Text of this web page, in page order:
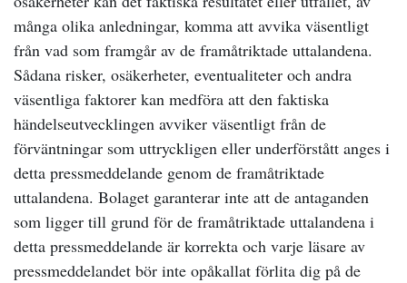
många olika anledningar, komma att avvika väsentligt
från vad som framgår av de framåtriktade uttalandena.
Sådana risker, osäkerheter, eventualiteter och andra
väsentliga faktorer kan medföra att den faktiska
händelseutvecklingen avviker väsentligt från de
förväntningar som uttryckligen eller underförstått anges i
detta pressmeddelande genom de framåtriktade
uttalandena. Bolaget garanterar inte att de antaganden
som ligger till grund för de framåtriktade uttalandena i
detta pressmeddelande är korrekta och varje läsare av
pressmeddelandet bör inte opåkallat förlita dig på de